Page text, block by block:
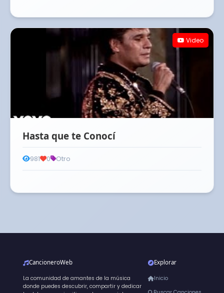
Video
Hasta que te Conocí
981 0 Otro
CancioneroWeb
La comunidad de amantes de la música
donde puedes descubrir, compartir y dedicar
Explorar
Inicio